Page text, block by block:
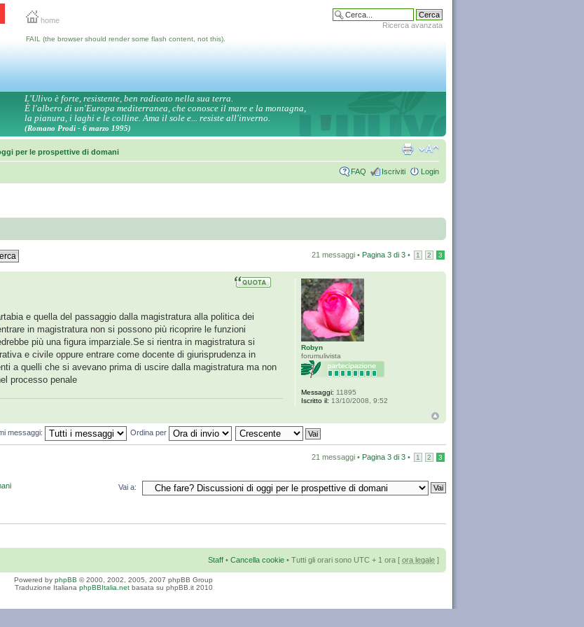
home
Ricerca avanzata
FAIL (the browser should render some flash content, not this).
L'Ulivo è forte, resistente, ben radicato nella sua terra.
È l'albero di un'Europa mediterranea, che conosce il mare e la montagna,
la pianura, i laghi e le colline. Ama il sole e... resiste all'inverno.
(Romano Prodi - 6 marzo 1995)
per le prospettive di domani
FAQ Iscriviti Login
21 messaggi • Pagina 3 di 3 • 1 2 3
e quella del passaggio dalla magistratura alla politica dei
in magistratura non si possono più ricoprire le funzioni
più una figura imparziale.Se si rientra in magistratura si
e civile oppure entrare come docente di giurisprudenza in
a quelli che si avevano prima di uscire dalla magistratura ma non
processo penale
Robyn
forumulivista
Messaggi: 11895
Iscritto il: 13/10/2008, 9:52
messaggi: Ordina per
21 messaggi • Pagina 3 di 3 • 1 2 3
Vai a:
Staff • Cancella cookie • Tutti gli orari sono UTC + 1 ora [ ora legale ]
Powered by phpBB © 2000, 2002, 2005, 2007 phpBB Group
Traduzione Italiana phpBBItalia.netbasata su phpBB.it 2010